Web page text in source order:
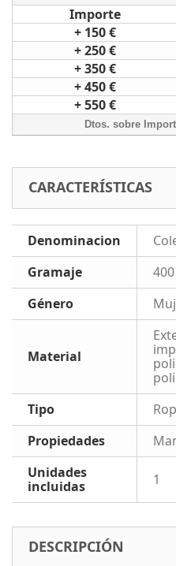
Importe
+ 150 €
+ 250 €
+ 350 €
+ 450 €
+ 550 €
Dtos. sobre
CARACTERÍSTICAS
Denominacion
Gramaje
Género
Material
Tipo
Propiedades
Unidades
incluidas
1
DESCRIPCIÓN